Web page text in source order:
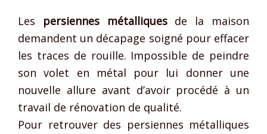
Les persiennes métalliques de la maison
demandent un décapage soigné pour effacer
les traces de rouille. Impossible de peindre
son volet en métal pour lui donner une
nouvelle allure avant d’avoir procédé à un
travail de rénovation de qualité.
Pour retrouver des persiennes métalliques